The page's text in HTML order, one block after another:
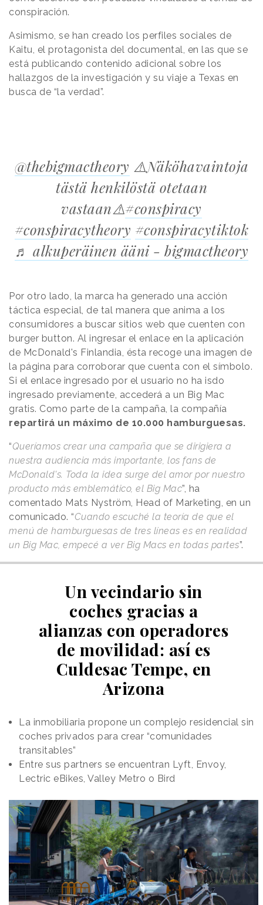
conspiración.
Asimismo, se han creado los perfiles sociales de
Kaitu, el protagonista del documental, en las que se
está publicando contenido adicional sobre los
hallazgos de la investigación y su viaje a Texas en
busca de “la verdad”.
@thebigmactheory ⚠️Näköhavaintoja
tästä henkilöstä otetaan
vastaan⚠️#conspiracy
#conspiracytheory #conspiracytiktok
♬ alkuperäinen ääni - bigmactheory
Por otro lado, la marca ha generado una acción
táctica especial, de tal manera que anima a los
consumidores a buscar sitios web que cuenten con
burger button. Al ingresar el enlace en la aplicación
de McDonald's Finlandia, ésta recoge una imagen de
la página para corroborar que cuenta con el símbolo.
Si el enlace ingresado por el usuario no ha isdo
ingresado previamente, accederá a un Big Mac
gratis. Como parte de la campaña, la compañía
repartirá un máximo de 10.000 hamburguesas.
“Queríamos crear una campaña que se dirigiera a
nuestra audiencia más importante, los fans de
McDonald's. Toda la idea surge del amor por nuestro
producto más emblemático, el Big Mac”, ha
comentado Mats Nyström, Head of Marketing, en un
comunicado. “Cuando escuché la teoría de que el
menú de hamburguesas de tres líneas es en realidad
un Big Mac, empecé a ver Big Macs en todas partes”.
Un vecindario sin
coches gracias a
alianzas con operadores
de movilidad: así es
Culdesac Tempe, en
Arizona
La inmobiliaria propone un complejo residencial sin
coches privados para crear “comunidades
transitables”
Entre sus partners se encuentran Lyft, Envoy,
Lectric eBikes, Valley Metro o Bird